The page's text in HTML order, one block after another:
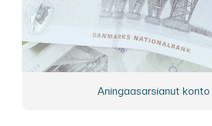
Aningaasarsianut konto